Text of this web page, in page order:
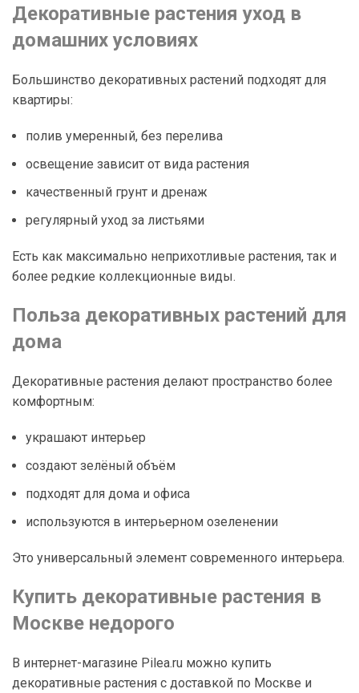
Декоративные растения уход в
домашних условиях
Большинство декоративных растений подходят для
квартиры:
полив умеренный, без перелива
освещение зависит от вида растения
качественный грунт и дренаж
регулярный уход за листьями
Есть как максимально неприхотливые растения, так и
более редкие коллекционные виды.
Польза декоративных растений для
дома
Декоративные растения делают пространство более
комфортным:
украшают интерьер
создают зелёный объём
подходят для дома и офиса
используются в интерьерном озеленении
Это универсальный элемент современного интерьера.
Купить декоративные растения в
Москве недорого
В интернет-магазине Pilea.ru можно купить
декоративные растения с доставкой по Москве и